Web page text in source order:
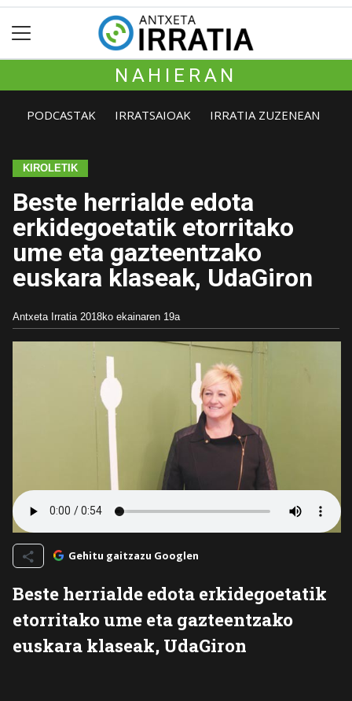
NAHIERAN
PODCASTAK IRRATSAIOAK IRRATIA ZUZENEAN
KIROLETIK
Beste herrialde edota
erkidegoetatik etorritako
ume eta gazteentzako
euskara klaseak, UdaGiron
Antxeta Irratia 2018ko ekainaren 19a
Gehitu gaitzazu Googlen
Beste herrialde edota erkidegoetatik
etorritako ume eta gazteentzako
euskara klaseak, UdaGiron